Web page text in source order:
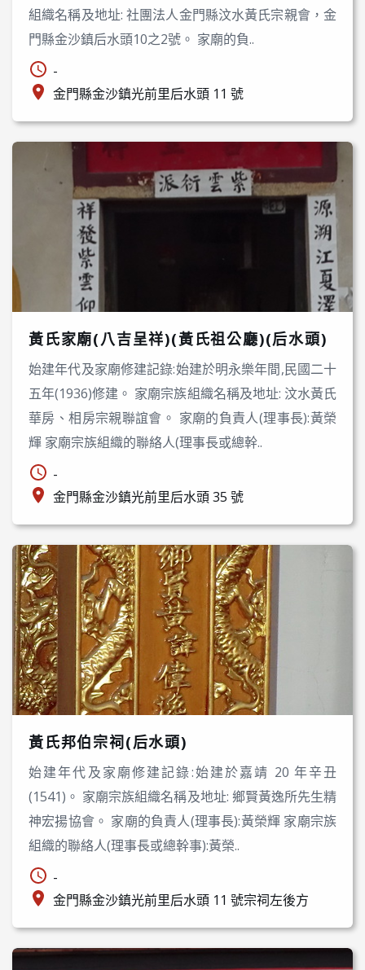
組織名稱及地址: 社團法人金門縣汶水黃氏宗親會，金
門縣金沙鎮后水頭10之2號。 家廟的負..
-
金門縣金沙鎮光前里后水頭 11 號
黃氏家廟(八吉呈祥)(黃氏祖公廳)(后水頭)
始建年代及家廟修建記錄:始建於明永樂年間,民國二十
五年(1936)修建。 家廟宗族組織名稱及地址: 汶水黃氏
華房、相房宗親聯誼會。 家廟的負責人(理事長):黃榮
輝 家廟宗族組織的聯絡人(理事長或總幹..
-
金門縣金沙鎮光前里后水頭 35 號
黃氏邦伯宗祠(后水頭)
始建年代及家廟修建記錄:始建於嘉靖 20 年辛丑
(1541)。 家廟宗族組織名稱及地址: 鄉賢黃逸所先生精
神宏揚協會。 家廟的負責人(理事長):黃榮輝 家廟宗族
組織的聯絡人(理事長或總幹事):黃榮..
-
金門縣金沙鎮光前里后水頭 11 號宗祠左後方